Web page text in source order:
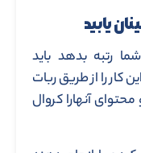
یابید
رتبه بدهد باید
را از طریق ربات
آنهارا کروال